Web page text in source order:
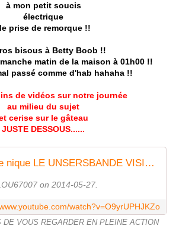
à mon petit soucis
électrique
prise de remorque !!
bisous à Betty Boob !!
matin de la maison à 01h00 !!
passé comme d'hab hahaha !!
de vidéos sur notre journée
au milieu du sujet
cerise sur le gâteau
JUSTE DESSOUS......
Goldwing - pique nique LE UNSERSBANDE VISIBLE vers bad bergzabern
on 2014-05-27.
watch?v=O9yrUPHJKZo
VOUS REGARDER EN PLEINE ACTION